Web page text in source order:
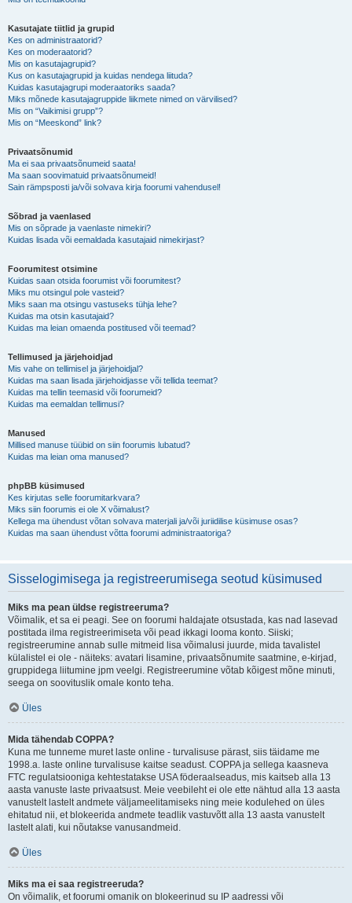
Kasutajate tiitlid ja grupid
Kes on administraatorid?
Kes on moderaatorid?
Mis on kasutajagrupid?
Kus on kasutajagrupid ja kuidas nendega liituda?
Kuidas kasutajagrupi moderaatoriks saada?
Miks mõnede kasutajagruppide liikmete nimed on värvilised?
Mis on “Vaikimisi grupp”?
Mis on “Meeskond” link?
Privaatsõnumid
Ma ei saa privaatsõnumeid saata!
Ma saan soovimatuid privaatsõnumeid!
Sain rämpsposti ja/või solvava kirja foorumi vahendusel!
Sõbrad ja vaenlased
Mis on sõprade ja vaenlaste nimekiri?
Kuidas lisada või eemaldada kasutajaid nimekirjast?
Foorumitest otsimine
Kuidas saan otsida foorumist või foorumitest?
Miks mu otsingul pole vasteid?
Miks saan ma otsingu vastuseks tühja lehe?
Kuidas ma otsin kasutajaid?
Kuidas ma leian omaenda postitused või teemad?
Tellimused ja järjehoidjad
Mis vahe on tellimisel ja järjehoidjal?
Kuidas ma saan lisada järjehoidjasse või tellida teemat?
Kuidas ma tellin teemasid või foorumeid?
Kuidas ma eemaldan tellimusi?
Manused
Millised manuse tüübid on siin foorumis lubatud?
Kuidas ma leian oma manused?
phpBB küsimused
Kes kirjutas selle foorumitarkvara?
Miks siin foorumis ei ole X võimalust?
Kellega ma ühendust võtan solvava materjali ja/või juriidilise küsimuse osas?
Kuidas ma saan ühendust võtta foorumi administraatoriga?
Sisselogimisega ja registreerumisega seotud küsimused
Miks ma pean üldse registreeruma?
Võimalik, et sa ei peagi. See on foorumi haldajate otsustada, kas nad lasevad
postitada ilma registreerimiseta või pead ikkagi looma konto. Siiski;
registreerumine annab sulle mitmeid lisa võimalusi juurde, mida tavalistel
külalistel ei ole - näiteks: avatari lisamine, privaatsõnumite saatmine, e-kirjad,
gruppidega liitumine jpm veelgi. Registreerumine võtab kõigest mõne minuti,
seega on soovituslik omale konto teha.
Üles
Mida tähendab COPPA?
Kuna me tunneme muret laste online - turvalisuse pärast, siis täidame me
1998.a. laste online turvalisuse kaitse seadust. COPPA ja sellega kaasneva
FTC regulatsiooniga kehtestatakse USA föderaalseadus, mis kaitseb alla 13
aasta vanuste laste privaatsust. Meie veebileht ei ole ette nähtud alla 13 aasta
vanustelt lastelt andmete väljameelitamiseks ning meie kodulehed on üles
ehitatud nii, et blokeerida andmete teadlik vastuvõtt alla 13 aasta vanustelt
lastelt alati, kui nõutakse vanusandmeid.
Üles
Miks ma ei saa registreeruda?
On võimalik, et foorumi omanik on blokeerinud su IP aadressi või